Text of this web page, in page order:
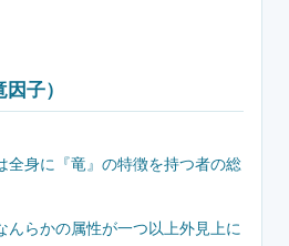
子）
身に『竜』の特徴を持つ者の総
らかの属性が一つ以上外見上に